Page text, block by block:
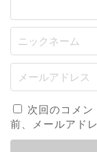
次回のコメン
前、メールアド